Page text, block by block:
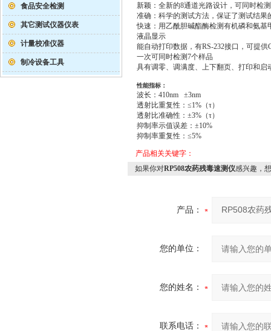
食品安全检测
其它测试仪器仪表
计量校准仪器
制冷设备工具
新颖：全新的8通道光路设计，可同时检
准确：科学的测试方法，保证了测试结果
快速：用乙酰胆碱酯酶检测有机磷和氨
液晶显示
能自动打印数据，有RS-232接口，可提
一次可同时检测7个样品
具有调零、调满度、上下翻页、打印和启
性能指标：
波长：410nm ±3nm
透射比重复性：≤1%（τ）
透射比准确性：±3%（τ）
抑制率示值误差：±10%
抑制率重复性：≤5%
产品相关关键字：
如果你对RP508农药残毒速测仪感兴趣，
产品：
您的单位：
您的姓名：
联系电话：